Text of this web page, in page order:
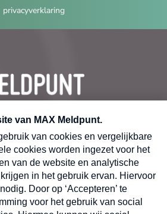
privacyverklaring
Volg ons op